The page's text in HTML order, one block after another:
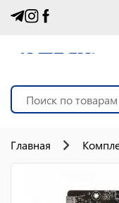
Главная